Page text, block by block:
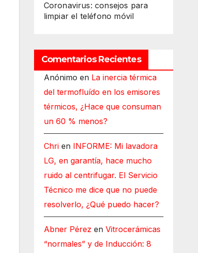
Coronavirus: consejos para
limpiar el teléfono móvil
Comentarios Recientes
Anónimo en La inercia térmica
del termofluído en los emisores
térmicos, ¿Hace que consuman
un 60 % menos?
Chrien INFORME: Mi lavadora
LG, en garantía, hace mucho
ruido al centrifugar. El Servicio
Técnico me dice que no puede
resolverlo, ¿Qué puedo hacer?
Abner Pérez en Vitrocerámicas
“normales” y de Inducción: 8